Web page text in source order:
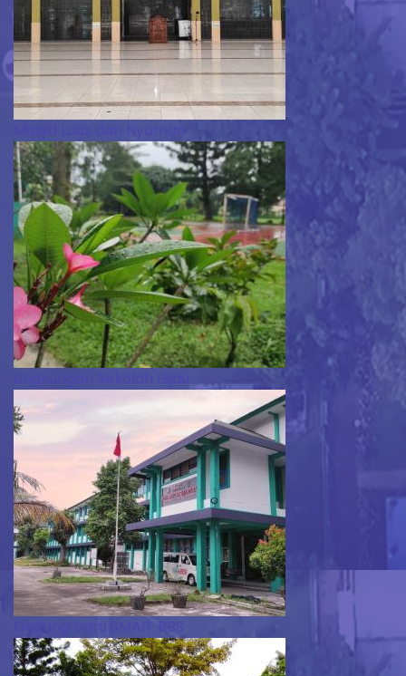
Masjid Luas dan Nyaman
Lingkungan Sekolah Hijau
Gedung baru SMAIT BBS